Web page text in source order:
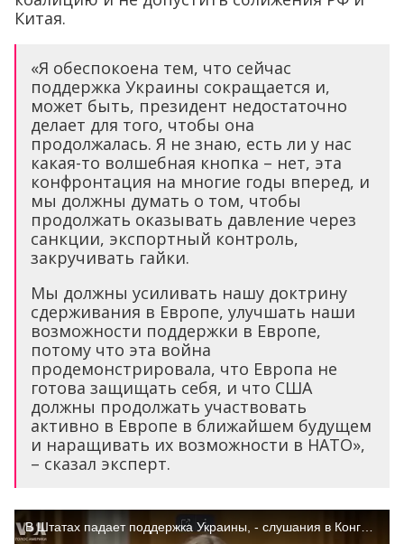
Китая.
«Я обеспокоена тем, что сейчас
поддержка Украины сокращается и,
может быть, президент недостаточно
делает для того, чтобы она
продолжалась. Я не знаю, есть ли у нас
какая-то волшебная кнопка – нет, эта
конфронтация на многие годы вперед, и
мы должны думать о том, чтобы
продолжать оказывать давление через
санкции, экспортный контроль,
закручивать гайки.
Мы должны усиливать нашу доктрину
сдерживания в Европе, улучшать наши
возможности поддержки в Европе,
потому что эта война
продемонстрировала, что Европа не
готова защищать себя, и что США
должны продолжать участвовать
активно в Европе в ближайшем будущем
и наращивать их возможности в НАТО»,
– сказал эксперт.